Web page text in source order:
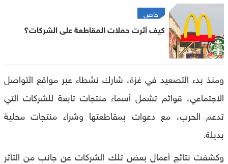
خاص
كيف أثرت حملات المقاطعة على الشركات؟
ومنذ بدء التصعيد في غزة، شارك نشطاء عبر مواقع التواصل
الاجتماعي، قوائم تشمل أسماء منتجات تابعة للشركات التي
تدعم الحرب، مع دعوات بمقاطعتها وشراء منتجات محلية
بديلة.
وكشفت نتائج أعمال بعض تلك الشركات عن جانب من التأثر